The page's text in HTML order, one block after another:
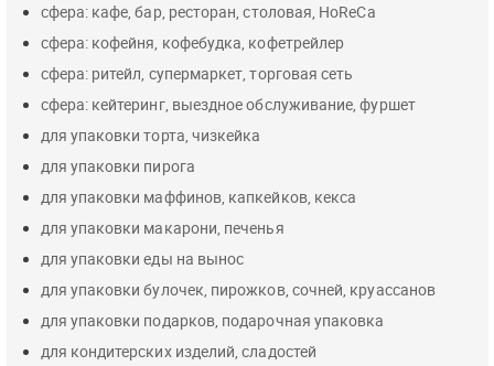
сфера: кафе, бар, ресторан, столовая, HoReCa
сфера: кофейня, кофебудка, кофетрейлер
сфера: ритейл, супермаркет, торговая сеть
сфера: кейтеринг, выездное обслуживание, фуршет
для упаковки торта, чизкейка
для упаковки пирога
для упаковки маффинов, капкейков, кекса
для упаковки макарони, печенья
для упаковки еды на вынос
для упаковки булочек, пирожков, сочней, круассанов
для упаковки подарков, подарочная упаковка
для кондитерских изделий, сладостей